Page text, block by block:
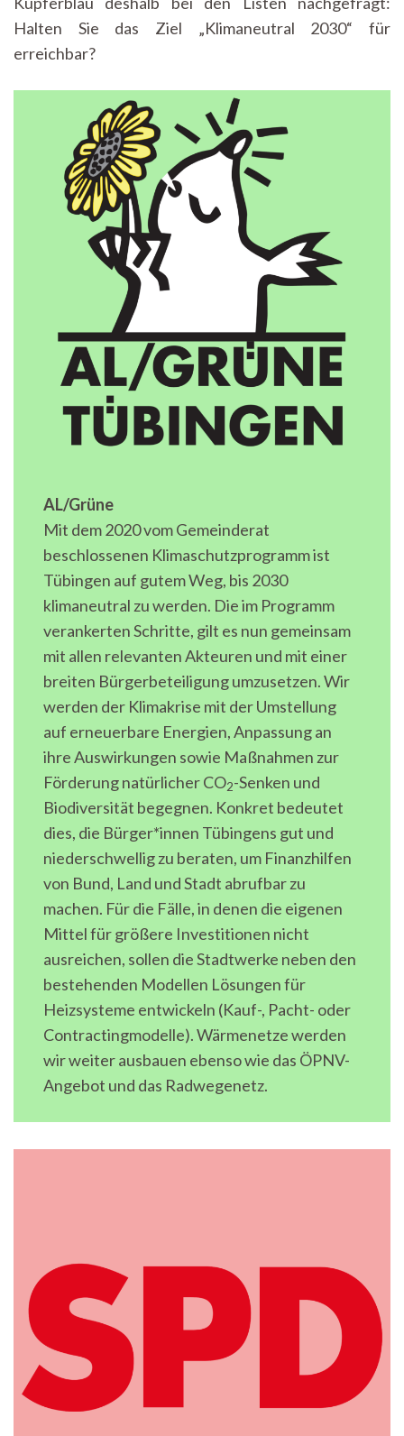
Halten Sie das Ziel „Klimaneutral 2030“ für
erreichbar?
AL/Grüne
Mit dem 2020 vom Gemeinderat
beschlossenen Klimaschutzprogramm ist
Tübingen auf gutem Weg, bis 2030
klimaneutral zu werden. Die im Programm
verankerten Schritte, gilt es nun gemeinsam
mit allen relevanten Akteuren und mit einer
breiten Bürgerbeteiligung umzusetzen. Wir
werden der Klimakrise mit der Umstellung
auf erneuerbare Energien, Anpassung an
ihre Auswirkungen sowie Maßnahmen zur
Förderung natürlicher CO2-Senken und
Biodiversität begegnen. Konkret bedeutet
dies, die Bürger*innen Tübingens gut und
niederschwellig zu beraten, um Finanzhilfen
von Bund, Land und Stadt abrufbar zu
machen. Für die Fälle, in denen die eigenen
Mittel für größere Investitionen nicht
ausreichen, sollen die Stadtwerke neben den
bestehenden Modellen Lösungen für
Heizsysteme entwickeln (Kauf-, Pacht- oder
Contractingmodelle). Wärmenetze werden
wir weiter ausbauen ebenso wie das ÖPNV-
Angebot und das Radwegenetz.